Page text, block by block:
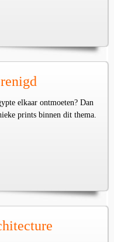
elkaar ontmoeten? Dan
prints binnen dit thema.